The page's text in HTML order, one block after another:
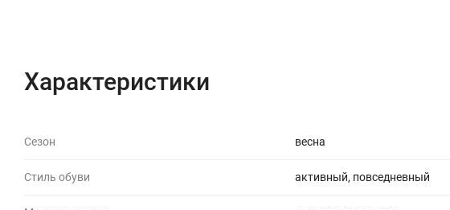
Характеристики
Сезон весна
Стиль обуви активный, повседневный